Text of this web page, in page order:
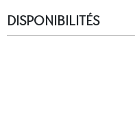
DISPONIBILITÉS